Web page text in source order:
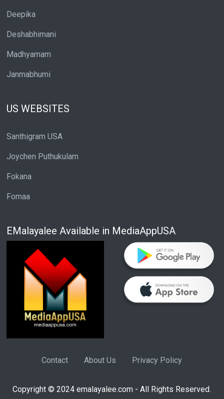
Deepika
Deshabhimani
Madhyamam
Janmabhumi
US WEBSITES
Santhigram USA
Joychen Puthukulam
Fokana
Fomaa
EMalayalee Available in MediaAppUSA
Contact About Us Privacy Policy
Copyright © 2024 emalayalee.com - All Rights Reserved.